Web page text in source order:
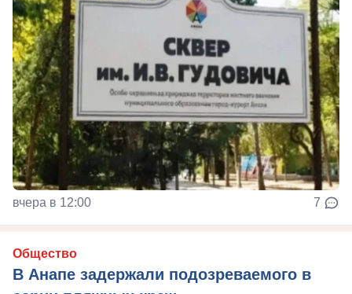
вчера в 12:00 7
Общество
В Анапе задержали подозреваемого в